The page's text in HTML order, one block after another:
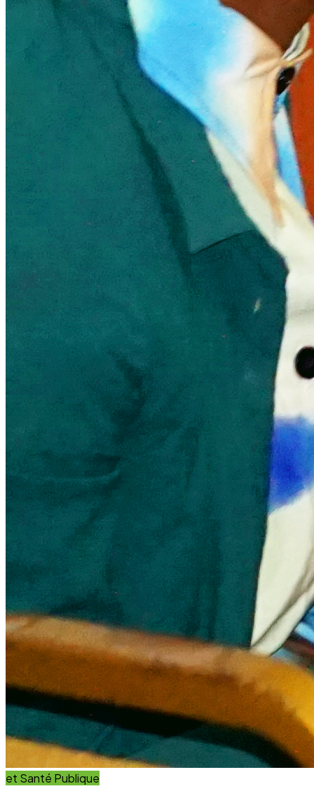
et Innovation
Éducation
Innover avec des solutions éducatives innovantes et
durables.
Découvrir nos projets En savoir plus
Impact Global
+15 Ans
D'engagement au service du développement durable.
Communauté